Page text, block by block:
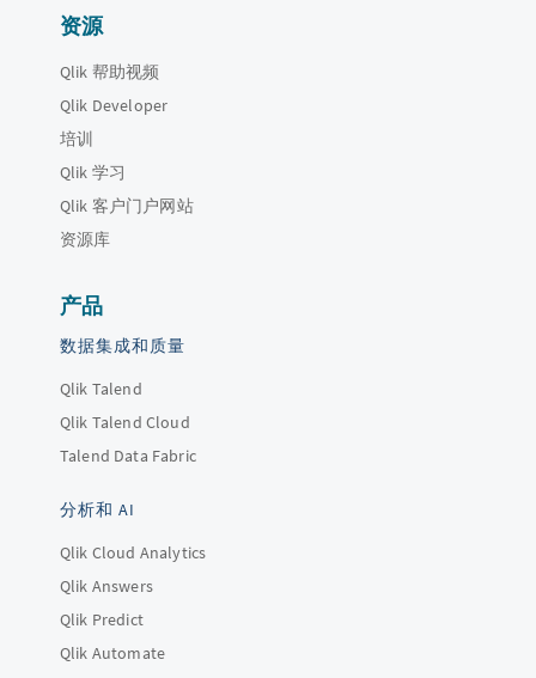
资源
Qlik 帮助视频
Qlik Developer
培训
Qlik 学习
Qlik 客户门户网站
资源库
产品
数据集成和质量
Qlik Talend
Qlik Talend Cloud
Talend Data Fabric
分析和 AI
Qlik Cloud Analytics
Qlik Answers
Qlik Predict
Qlik Automate